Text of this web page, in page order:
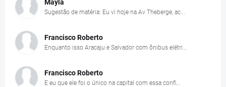
Mayla
Sugestão de matéria: Eu vi hoje na Av Theberge, ac...
Francisco Roberto
Enquanto isso Aracaju e Salvador com ônibus elétri...
Francisco Roberto
E eu que ele foi o único na capital com essa confi...